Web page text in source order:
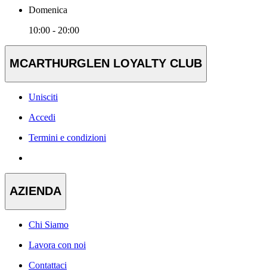
Domenica
10:00 - 20:00
MCARTHURGLEN LOYALTY CLUB
Unisciti
Accedi
Termini e condizioni
AZIENDA
Chi Siamo
Lavora con noi
Contattaci